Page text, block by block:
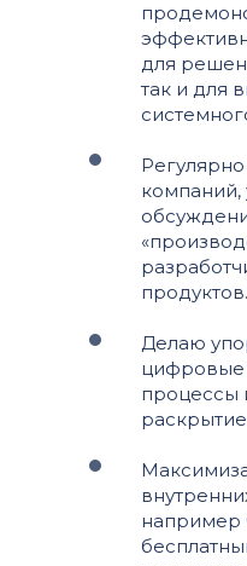
для
так и для
компаний,
продуктов.
Делаю
цифровые
процессы
например